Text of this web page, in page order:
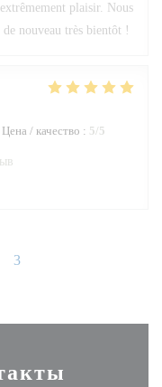
plaisir. Nous
nouveau très bientôt !
Цена / качество : 5/5
3